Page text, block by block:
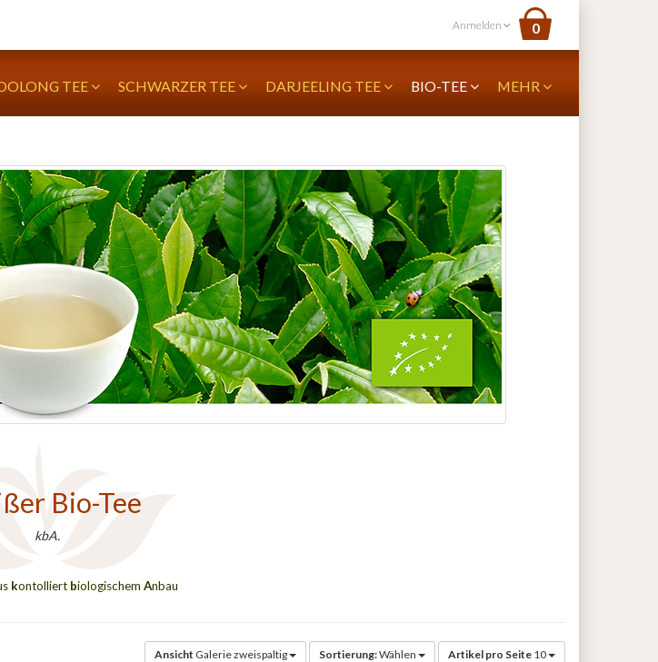
Anmelden 0
TEE SCHWARZER TEE DARJEELING TEE BIO-TEE MEHR
Bio-Tee
kbA.
kontolliertbiologischem Anbau
Ansicht Galerie zweispaltig Sortierung:Wählen Artikel pro Seite 10